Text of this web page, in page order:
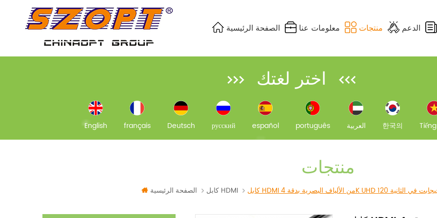
الصفحة الرئيسية معلومات عنا منتجات الدعم
اختر لغتك
English français Deutsch русский español português العربية 한국의
منتجات
الصفحة الرئيسية كابل HDMI